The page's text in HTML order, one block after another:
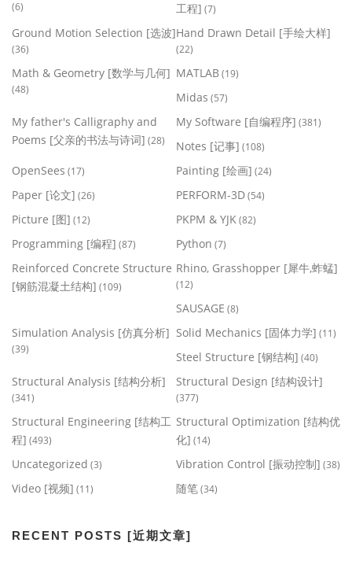
(6)
工程] (7)
Ground Motion Selection [选波]
(36)
Hand Drawn Detail [手绘大样]
(22)
Math & Geometry [数学与几何]
(48)
MATLAB(19)
Midas (57)
My father's Calligraphy and
Poems [父亲的书法与诗词] (28)
My Software [自编程序] (381)
Notes [记事] (108)
OpenSees (17) Painting [绘画] (24)
Paper [论文] (26) PERFORM-3D(54)
Picture [图] (12) PKPM & YJK (82)
Programming [编程] (87) Python (7)
Reinforced Concrete Structure
[钢筋混凝土结构] (109)
Rhino, Grasshopper [犀牛,蚱蜢]
(12)
SAUSAGE (8)
Simulation Analysis [仿真分析]
(39)
Solid Mechanics [固体力学] (11)
Steel Structure [钢结构] (40)
Structural Analysis [结构分析]
(341)
Structural Design [结构设计]
(377)
Structural Engineering [结构工
程] (493)
Structural Optimization [结构优
化] (14)
Uncategorized (3) Vibration Control [振动控制] (38)
Video [视频] (11) 随笔(34)
RECENT POSTS [近期文章]